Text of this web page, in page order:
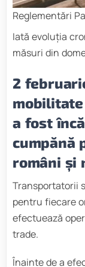
Reglementări
Iată evoluția
măsuri din
2
mobilitate
a fost
români și
Transportatorii
pentru fiecare
efectuează
trade.
Înainte de a